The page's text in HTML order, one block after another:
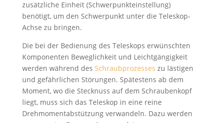
zusätzliche Einheit (Schwerpunkteinstellung)
benötigt, um den Schwerpunkt unter die Teleskop-
Achse zu bringen.
Die bei der Bedienung des Teleskops erwünschten
Komponenten Beweglichkeit und Leichtgängigkeit
werden während des Schraubprozesses zu lästigen
und gefährlichen Störungen. Spätestens ab dem
Moment, wo die Stecknuss auf dem Schraubenkopf
liegt, muss sich das Teleskop in eine reine
Drehmomentabstützung verwandeln. Dazu werden